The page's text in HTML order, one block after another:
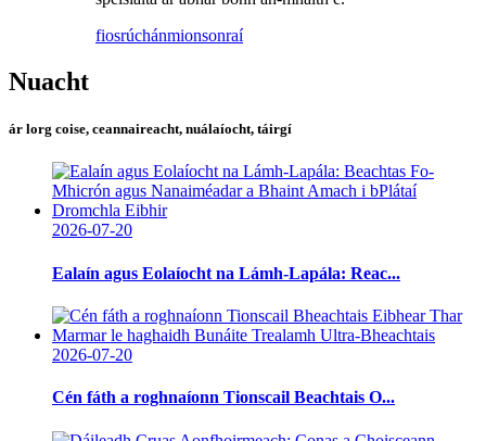
fiosrúchánmionsonraí
Nuacht
ár lorg coise, ceannaireacht, nuálaíocht, táirgí
2026-07-20
Ealaín agus Eolaíocht na Lámh-Lapála: Reac...
2026-07-20
Cén fáth a roghnaíonn Tionscail Beachtais O...